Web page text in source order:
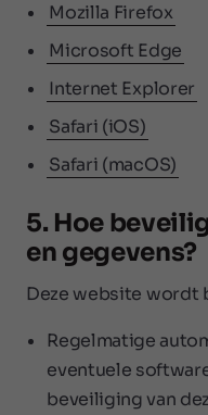
Mozilla Firefox
Microsoft Edge
Internet Explorer
Safari (iOS)
Safari (macOS)
5. Hoe
en gegevens?
Deze website wordt
Regelmatige
eventuele
beveiliging van